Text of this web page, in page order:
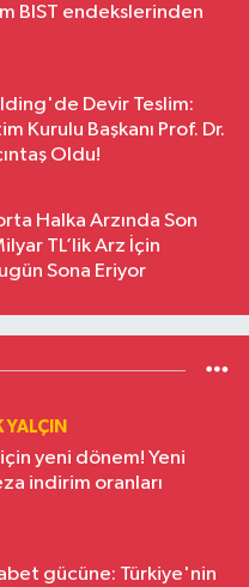
BIST endekslerinden
Devir Teslim:
Kurulu Başkanı Prof. Dr.
Oldu!
Halka Arzında Son
TL’lik Arz İçin
Sona Eriyor
YALÇIN
yeni dönem! Yeni
indirim oranları
gücüne: Türkiye'nin